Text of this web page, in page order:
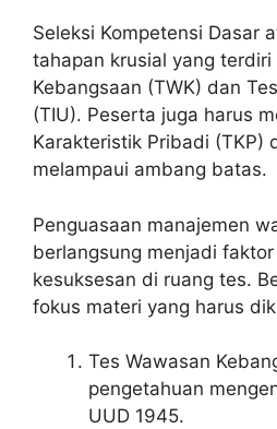
Seleksi Kompetensi Dasar
tahapan krusial yang terdiri
Kebangsaan (TWK) dan
(TIU). Peserta juga harus
Karakteristik Pribadi (TKP)
melampaui ambang batas.
Penguasaan manajemen
berlangsung menjadi
kesuksesan di ruang tes.
fokus materi yang harus
Tes Wawasan
pengetahuan
UUD 1945.